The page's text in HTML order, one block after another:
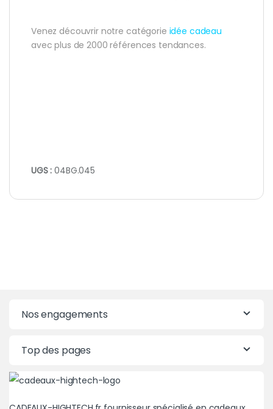
Venez découvrir notre catégorie idée cadeau
avec plus de 2000 références tendances.
UGS :04BG.045
Nos engagements
Top des pages